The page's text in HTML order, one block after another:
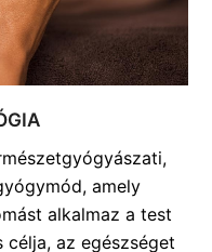
amely
alkalmaz a test
célja, az egészséget